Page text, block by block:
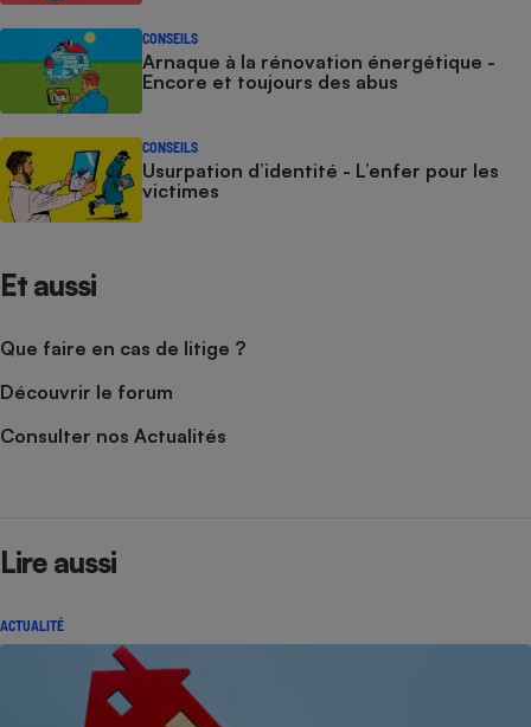
CONSEILS
Arnaque à la rénovation énergétique -
Encore et toujours des abus
CONSEILS
Usurpation d’identité - L’enfer pour les
victimes
Et aussi
Que faire en cas de litige ?
Découvrir le forum
Consulter nos Actualités
Lire aussi
ACTUALITÉ